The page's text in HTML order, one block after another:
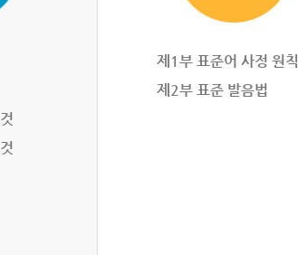
제1부 표준어 사정 원칙
제2부 표준 발음법